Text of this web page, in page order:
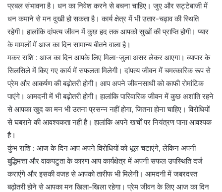
प्रबल संभावना है। धन का निवेश करने से बचना चाहिए। जुए और सट्टेबाजी में
धन कमाने से मन दुखी हो सकता है। कार्य क्षेत्र में भी उतार-चढ़ाव की स्थिति
रहेगी। हालांकि दांपत्य जीवन में कुछ हद तक आपको सुखों की प्राप्ति होगी। प्यार
के मामलों में आज का दिन सामान्य बीतने वाला है।
मकर राशि : आज का दिन आपके लिए मिला-जुला असर लेकर आएगा। व्यापार के
सिलसिले में किए गए कार्य में सफलता मिलेगी। दांपत्य जीवन में चमत्कारिक रूप से
प्रेम और आकर्षण की बढ़ोतरी होगी। आप अपने जीवनसाथी को काफी रोमांटिक
पाएंगे। आमदनी में भी बढ़ोतरी होगी। हालांकि पारिवारिक जीवन में कुछ अशांति रहने
से आपका खुद का मन भी उतना प्रसन्न नहीं होगा, जितना होना चाहिए। विरोधियों
से घबराने की आवश्यकता नहीं है। हालांकि अपने खर्चों पर नियंत्रण पाना आवश्यक
है।
कुंभ राशि : आज के दिन आप अपने विरोधियों को धूल चटाएंगे, लेकिन अपनी
बुद्धिमत्ता और वाकपटुता के कारण आप कार्यक्षेत्र में अपनी सफल उपस्थिति दर्ज
कराएंगे और इसकी वजह से आपको तारीफ भी मिलेगी। आमदनी में जबरदस्त
बढ़ोतरी होने से आपका मन खिला-खिला रहेगा। प्रेम जीवन के लिए आज का दिन